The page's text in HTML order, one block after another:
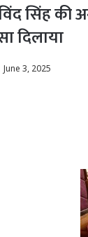
सिंह की
दिलाया
June 3, 2025